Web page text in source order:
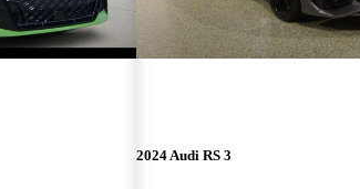
2024 Audi RS 3